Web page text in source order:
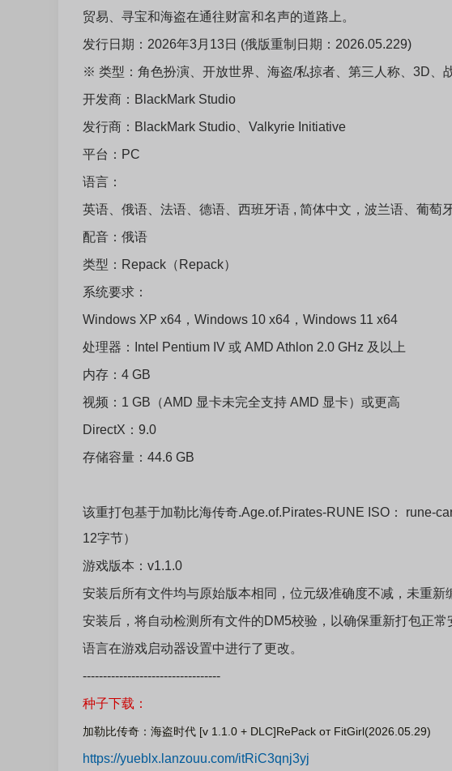
贸易、寻宝和海盗在通往财富和名声的道路上。
发行日期：2026年3月13日 (俄版重制日期：2026.05.229)
※ 类型：角色扮演、开放世界、海盗/私掠者、第三人称、3D、
开发商：BlackMark Studio
发行商：BlackMark Studio、Valkyrie Initiative
平台：PC
语言：
英语、俄语、法语、德语、西班牙语 , 简体中文，波兰语、葡萄
配音：俄语
类型：Repack（Repack）
系统要求：
Windows XP x64，Windows 10 x64，Windows 11 x64
处理器：Intel Pentium IV 或 AMD Athlon 2.0 GHz 及以上
内存：4 GB
视频：1 GB（AMD 显卡未完全支持 AMD 显卡）或更高
DirectX：9.0
存储容量：44.6 GB
该重打包基于加勒比海传奇.Age.of.Pirates-RUNE ISO： rune-
12字节）
游戏版本：v1.1.0
安装后所有文件均与原始版本相同，位元级准确度不减，未重新
安装后，将自动检测所有文件的DM5校验，以确保重新打包正常
语言在游戏启动器设置中进行了更改。
----------------------------------
种子下载：
加勒比传奇：海盗时代 [v 1.1.0 + DLC]RePack от FitGirl(2026.05.29)
https://yueblx.lanzouu.com/itRiC3qnj3yj